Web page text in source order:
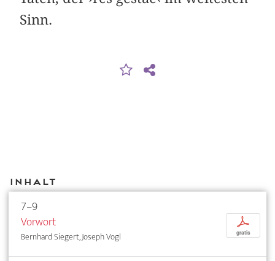
Sinn.
Inhalt
7–9
Vorwort
Bernhard Siegert, Joseph Vogl
p
gratis